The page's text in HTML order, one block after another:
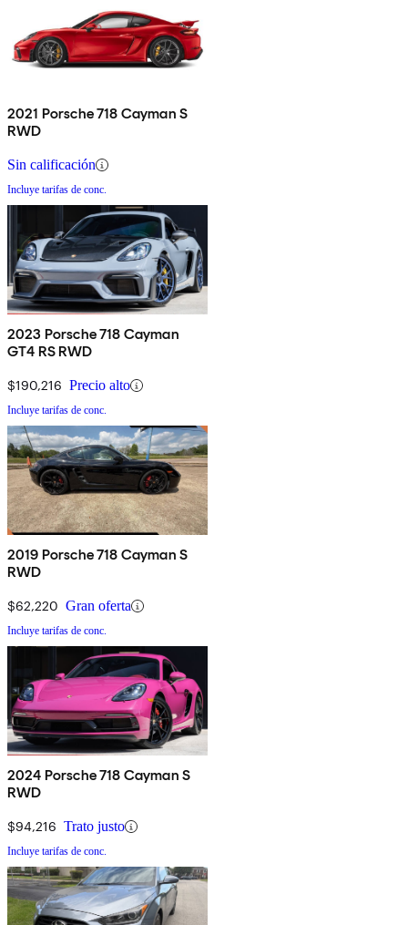
2021 Porsche 718 Cayman S
RWD
Sin calificación
Incluye tarifas de conc.
2023 Porsche 718 Cayman
GT4 RS RWD
$190,216 Precio alto
Incluye tarifas de conc.
2019 Porsche 718 Cayman S
RWD
$62,220 Gran oferta
Incluye tarifas de conc.
2024 Porsche 718 Cayman S
RWD
$94,216 Trato justo
Incluye tarifas de conc.